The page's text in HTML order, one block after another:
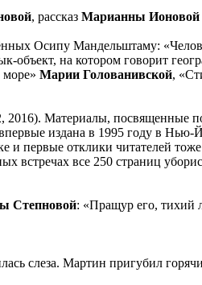
, рассказ Марианны Ионовой
Осипу Мандельштаму:
объект, на котором говорит
море» Марии Голованивской,
2016). Материалы, посвященные
издана в 1995 году в
и первые отклики читателей
встречах все 250 страниц
Степновой: «Пращур его, тихий
слеза. Мартин пригубил